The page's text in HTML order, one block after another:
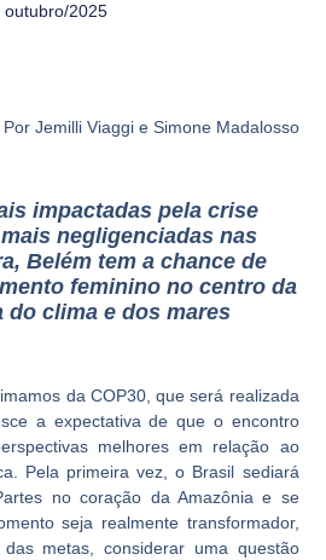
outubro/2025
Por Jemilli Viaggi e Simone Madalosso
impactadas pela crise
negligenciadas nas
Belém tem a chance de
feminino no centro da
do clima e dos mares
da COP30, que será realizada
a expectativa de que o encontro
melhores em relação ao
Pela primeira vez, o Brasil sediará
no coração da Amazônia e se
seja realmente transformador,
metas, considerar uma questão